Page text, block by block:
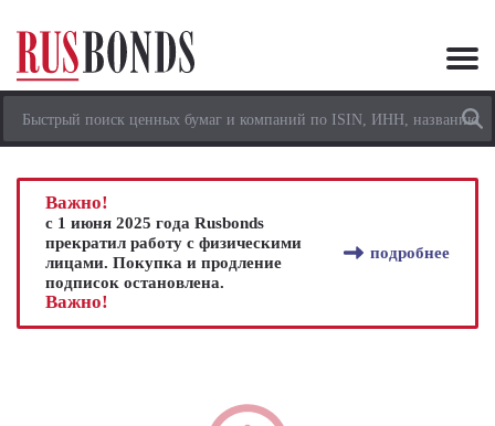
Важно!
с 1 июня 2025 года Rusbonds
прекратил работу с физическими
лицами. Покупка и продление
подписок остановлена.
подробнее
Важно!